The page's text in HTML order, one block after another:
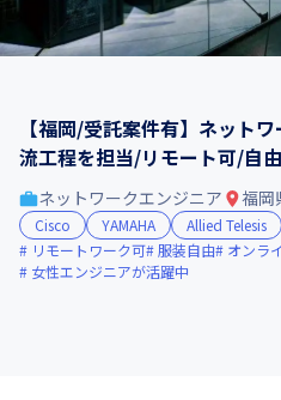
【福岡/受託案件有】ネット
流工程を担当/リモート可/自
ネットワークエンジニア 福岡
Cisco YAMAHA Allied Telesis
リモートワーク可 服装自由 オンラ
女性エンジニアが活躍中